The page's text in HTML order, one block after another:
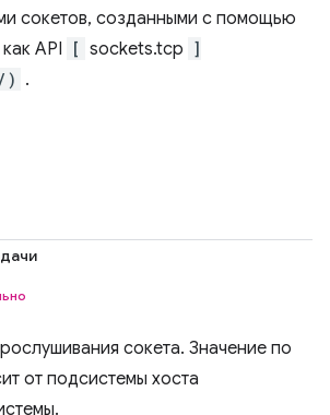
сокетов, созданными с помощью
API
[ sockets.tcp ]
) .
сокета. Значение по
от подсистемы хоста